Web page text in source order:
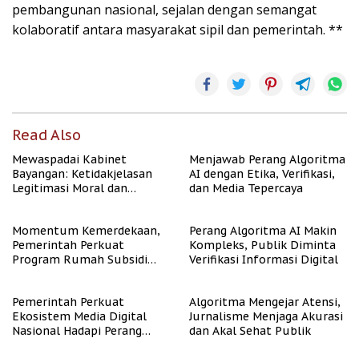
pembangunan nasional, sejalan dengan semangat
kolaboratif antara masyarakat sipil dan pemerintah. **
Read Also
Mewaspadai Kabinet
Bayangan: Ketidakjelasan
Legitimasi Moral dan
Menjawab Perang Algoritma
AI dengan Etika, Verifikasi,
dan Media Tepercaya
Momentum Kemerdekaan,
Pemerintah Perkuat
Program Rumah Subsidi
Perang Algoritma AI Makin
Kompleks, Publik Diminta
Verifikasi Informasi Digital
Pemerintah Perkuat
Ekosistem Media Digital
Nasional Hadapi Perang
Algoritma Mengejar Atensi,
Jurnalisme Menjaga Akurasi
dan Akal Sehat Publik